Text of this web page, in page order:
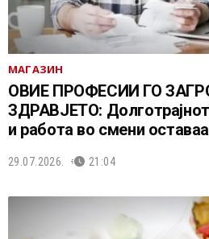
МАГАЗИН
ОВИЕ ПРОФЕСИИ ГО
ЗДРАВЈЕТО:
и работа во смени
29.07.2026. 21:04